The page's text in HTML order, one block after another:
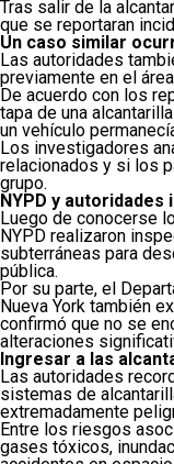
Tras salir de la
que se reportaran
Un caso similar
Las autoridades
previamente en el
De acuerdo con los
tapa de una
un vehículo
Los investigadores
relacionados y si los
grupo.
NYPD y
Luego de conocerse
NYPD realizaron
subterráneas para
pública.
Por su parte, el
Nueva York también
confirmó que no se
alteraciones
Ingresar a las
Las autoridades
sistemas de
extremadamente
Entre los riesgos
gases tóxicos,